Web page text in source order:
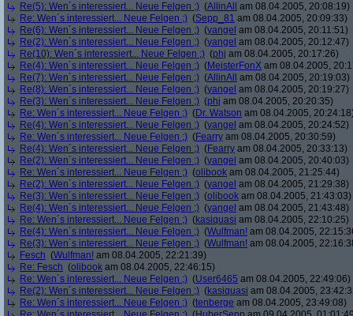
Re(5): Wen´s interessiert... Neue Felgen ;) (AllinAll
am 08.04.2005, 20:08:19)
Re: Wen´s interessiert... Neue Felgen ;) (Sepp_81 am 08.04.2005, 20:09:33)
Re(6): Wen´s interessiert... Neue Felgen ;) (yangel am 08.04.2005, 20:11:51)
Re(2): Wen´s interessiert... Neue Felgen ;) (yangel am 08.04.2005, 20:12:47)
Re(10): Wen´s interessiert... Neue Felgen ;) (phj am 08.04.2005, 20:17:26)
Re(4): Wen´s interessiert... Neue Felgen ;) (MeisterFonX am 08.04.2005,
Re(7): Wen´s interessiert... Neue Felgen ;) (AllinAll
am 08.04.2005, 20:19:03)
Re(8): Wen´s interessiert... Neue Felgen ;) (yangel am 08.04.2005, 20:19:27)
Re(3): Wen´s interessiert... Neue Felgen ;) (phj am 08.04.2005, 20:20:35)
Re: Wen´s interessiert... Neue Felgen ;) (Dr. Watson am 08.04.2005,
Re(4): Wen´s interessiert... Neue Felgen ;) (yangel am 08.04.2005, 20:24:52)
Re: Wen´s interessiert... Neue Felgen ;) (Fearry am 08.04.2005, 20:30:59)
Re(4): Wen´s interessiert... Neue Felgen ;) (Fearry am 08.04.2005, 20:33:13)
Re(2): Wen´s interessiert... Neue Felgen ;) (yangel am 08.04.2005, 20:40:03)
Re: Wen´s interessiert... Neue Felgen ;) (olibook am 08.04.2005, 21:25:44)
Re(2): Wen´s interessiert... Neue Felgen ;) (yangel am 08.04.2005, 21:29:38)
Re(3): Wen´s interessiert... Neue Felgen ;) (olibook am 08.04.2005, 21:43:03)
Re(4): Wen´s interessiert... Neue Felgen ;) (yangel am 08.04.2005, 21:43:48)
Re: Wen´s interessiert... Neue Felgen ;) (kasiquasi am 08.04.2005, 22:10:25)
Re(4): Wen´s interessiert... Neue Felgen ;) (Wulfman! am 08.04.2005,
Re(3): Wen´s interessiert... Neue Felgen ;) (Wulfman! am 08.04.2005,
Fesch (Wulfman! am 08.04.2005, 22:21:39)
Re: Fesch (olibook am 08.04.2005, 22:46:15)
Re: Wen´s interessiert... Neue Felgen ;) (User6465 am 08.04.2005, 22:49:06)
Re(2): Wen´s interessiert... Neue Felgen ;) (kasiquasi am 08.04.2005,
Re: Wen´s interessiert... Neue Felgen ;) (tenberge am 08.04.2005, 23:49:08)